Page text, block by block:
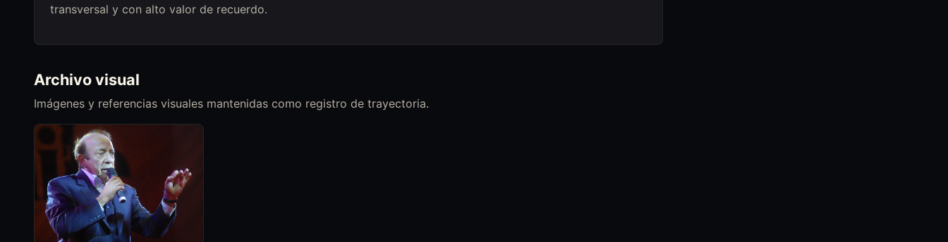
transversal y con alto valor de recuerdo.
Archivo visual
Imágenes y referencias visuales mantenidas como registro de trayectoria.